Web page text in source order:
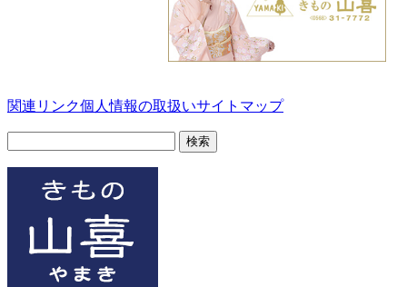
関連リンク個人情報の取扱いサイトマップ